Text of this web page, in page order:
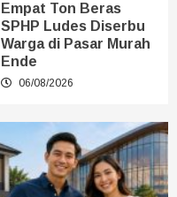
Empat Ton Beras
SPHP Ludes Diserbu
Warga di Pasar Murah
Ende
06/08/2026